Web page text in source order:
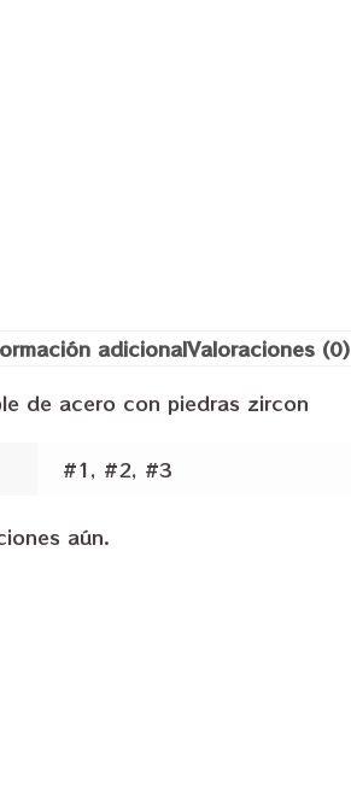
adicionalValoraciones (0)
de acero con piedras zircon
#1, #2, #3
aún.